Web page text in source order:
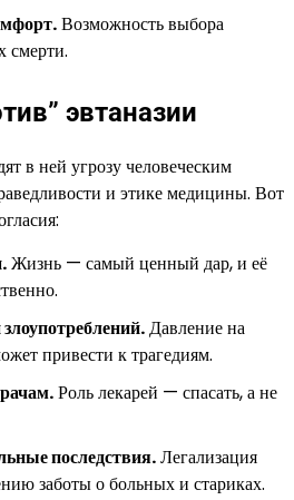
Возможность выбора
смерти.
эвтаназии
в ней угрозу человеческим
и этике медицины. Вот
Жизнь — самый ценный дар, и её
Давление на
привести к трагедиям.
Роль лекарей — спасать, а не
последствия.Легализация
заботы о больных и стариках.